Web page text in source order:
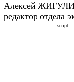
Алексей
редактор отдела
script